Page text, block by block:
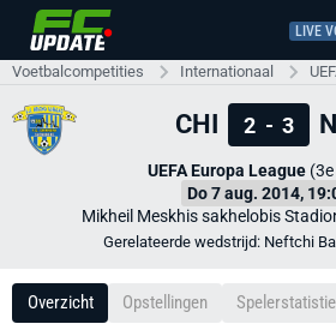
LIVE
Voetbalcompetities Internationaal
CHI 2 - 3
UEFA Europa League(3e
Do 7 aug. 2014,
Mikheil Meskhis sakhelobis
Gerelateerde wedstrijd: Neftchi
Overzicht Opstellingen